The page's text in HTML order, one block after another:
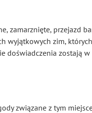
zamarznięte, przejazd
wyjątkowych zim,
doświadczenia zostają
związane z tym